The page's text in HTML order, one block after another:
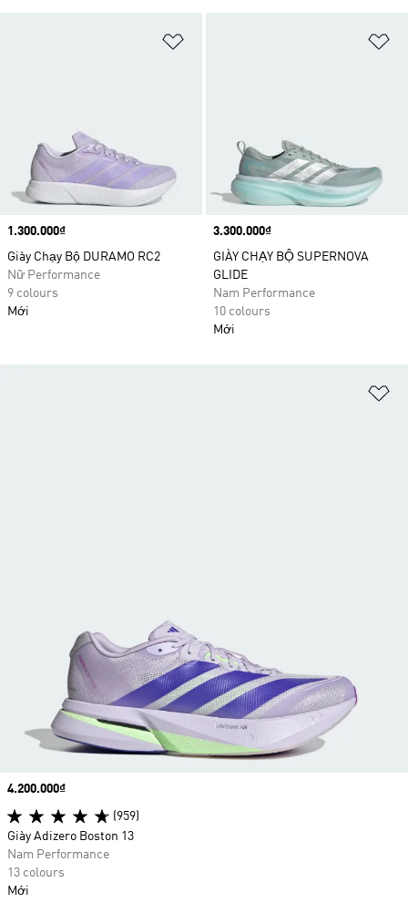
Price
1.300.000₫
Giày Chạy Bộ DURAMO RC2
Nữ Performance
9 colours
Mới
Price
3.300.000₫
GIÀY CHẠY BỘ SUPERNOVA
GLIDE
Nam Performance
10 colours
Mới
Price
4.200.000₫
(959)
Giày Adizero Boston 13
Nam Performance
13 colours
Mới